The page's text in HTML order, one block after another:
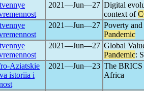
2021―Jun―27 Digital
context of
2021―Jun―27 Poverty
Pandemic
2021―Jun―27 Global
Pandemic:
Aziatskie
istoriia i
2021―Jun―23 The
Africa